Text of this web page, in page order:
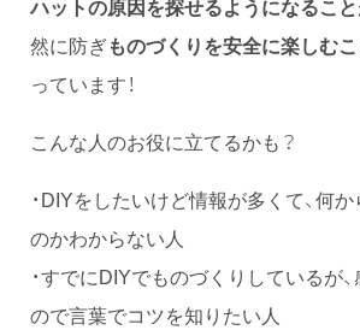
然に防ぎものづくりを安全に楽しむ
っています！
こんな人のお役に立てるかも？
・DIYをしたいけど情報が多くて、何
のかわからない人
・すでにDIYでものづくりしているが
ので言葉でコツを知りたい人